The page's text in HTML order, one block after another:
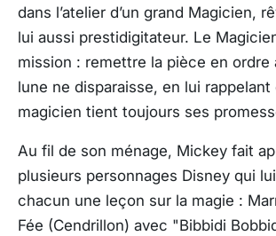
dans l’atelier d’un grand Magicien,
lui aussi prestidigitateur. Le
mission : remettre la pièce en ordre
lune ne disparaisse, en lui rappelant
magicien tient toujours ses
Au fil de son ménage, Mickey fait
plusieurs personnages Disney qui
chacun une leçon sur la magie :
Fée (Cendrillon) avec "Bibbidi